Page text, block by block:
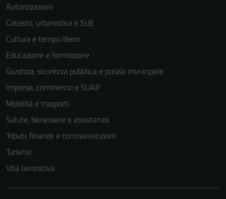
Autorizzazioni
Catasto, urbanistica e SUE
Cultura e tempo libero
Educazione e formazione
Giustizia, sicurezza pubblica e polizia municipale
Imprese, commercio e SUAP
Mobilità e trasporti
Salute, benessere e assistenza
Tributi, finanze e contravvenzioni
Turismo
Vita lavorativa